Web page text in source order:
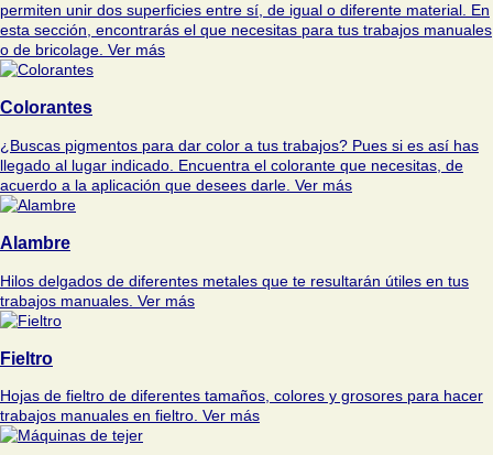
permiten unir dos superficies entre sí, de igual o diferente material. En
esta sección, encontrarás el que necesitas para tus trabajos manuales
o de bricolage. Ver más
Colorantes
¿Buscas pigmentos para dar color a tus trabajos? Pues si es así has
llegado al lugar indicado. Encuentra el colorante que necesitas, de
acuerdo a la aplicación que desees darle. Ver más
Alambre
Hilos delgados de diferentes metales que te resultarán útiles en tus
trabajos manuales. Ver más
Fieltro
Hojas de fieltro de diferentes tamaños, colores y grosores para hacer
trabajos manuales en fieltro. Ver más